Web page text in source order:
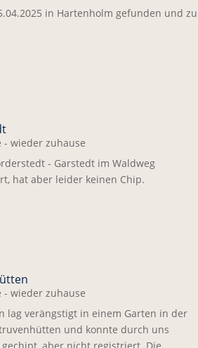
in Hartenholm gefunden und zu
- wieder zuhause
- Garstedt im Waldweg
hat aber leider keinen Chip.
- wieder zuhause
lag verängstigt in einem Garten in der
und konnte durch uns